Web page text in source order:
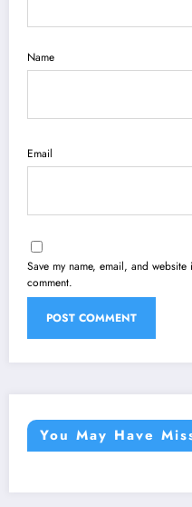
Name
Email
Save my name, email, and
comment.
You May Have